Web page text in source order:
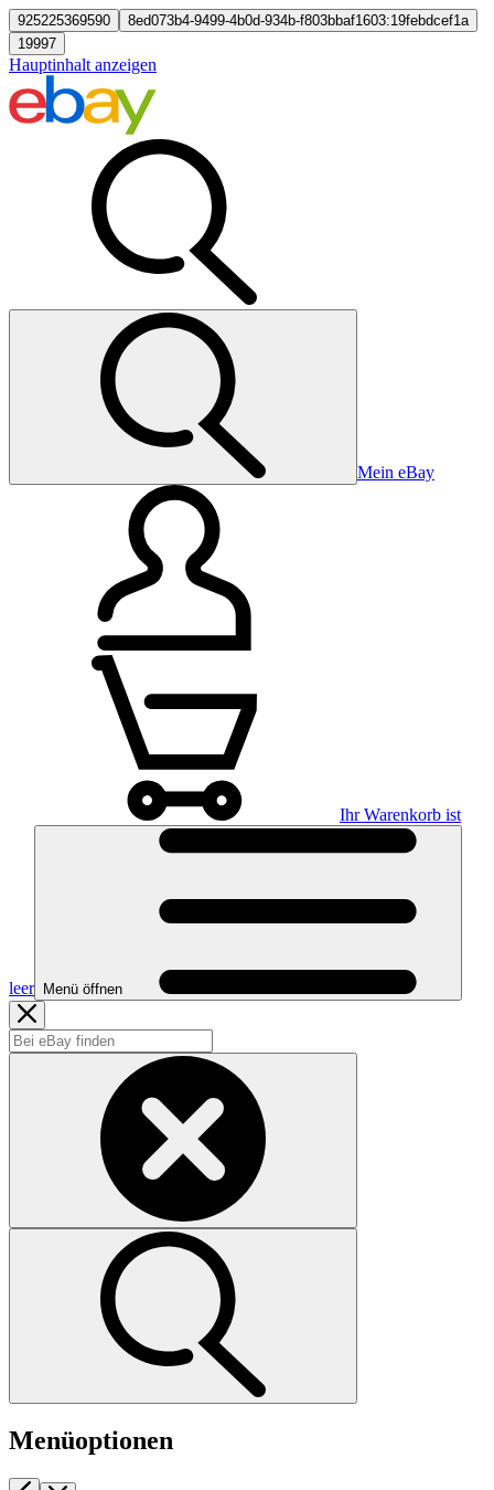
925225369590
8ed073b4-9499-4b0d-934b-f803bbaf1603:19febdcef1a
19997
Hauptinhalt anzeigen
Mein eBay
Ihr Warenkorb ist
leer Menü öffnen
Menüoptionen